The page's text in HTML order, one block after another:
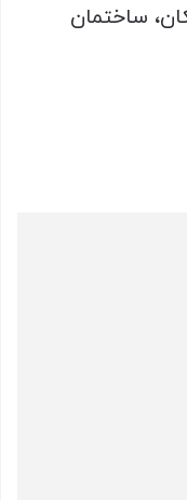
ساختمان